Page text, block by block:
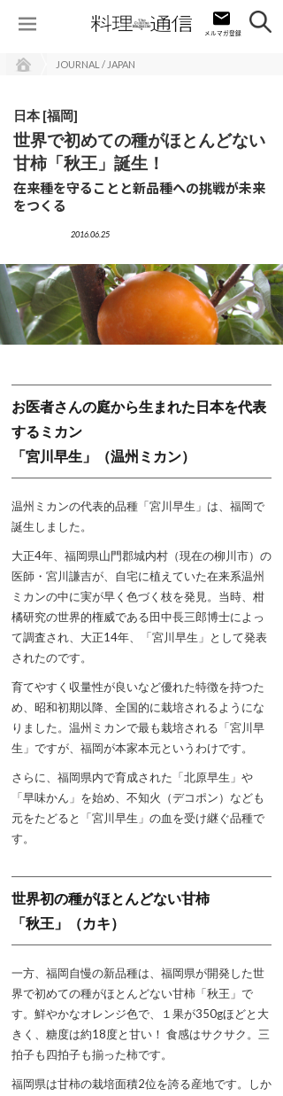
JOURNAL / JAPAN
日本 [福岡]
世界で初めての種がほとんどない
甘柿「秋王」誕生！
在来種を守ることと新品種への挑戦が未来
をつくる
2016.06.25
お医者さんの庭から生まれた日本を代表
するミカン
「宮川早生」（温州ミカン）
温州ミカンの代表的品種「宮川早生」は、福岡で
誕生しました。
大正4年、福岡県山門郡城内村（現在の柳川市）の
医師・宮川謙吉が、自宅に植えていた在来系温州
ミカンの中に実が早く色づく枝を発見。当時、柑
橘研究の世界的権威である田中長三郎博士によっ
て調査され、大正14年、「宮川早生」として発表
されたのです。
育てやすく収量性が良いなど優れた特徴を持つた
め、昭和初期以降、全国的に栽培されるようにな
りました。温州ミカンで最も栽培される「宮川早
生」ですが、福岡が本家本元というわけです。
さらに、福岡県内で育成された「北原早生」や
「早味かん」を始め、不知火（デコポン）なども
元をたどると「宮川早生」の血を受け継ぐ品種で
す。
世界初の種がほとんどない甘柿
「秋王」（カキ）
一方、福岡自慢の新品種は、福岡県が開発した世
界で初めての種がほとんどない甘柿「秋王」で
す。鮮やかなオレンジ色で、１果が350gほどと大
きく、糖度は約18度と甘い！ 食感はサクサク。三
拍子も四拍子も揃った柿です。
福岡県は甘柿の栽培面積2位を誇る産地です。しか